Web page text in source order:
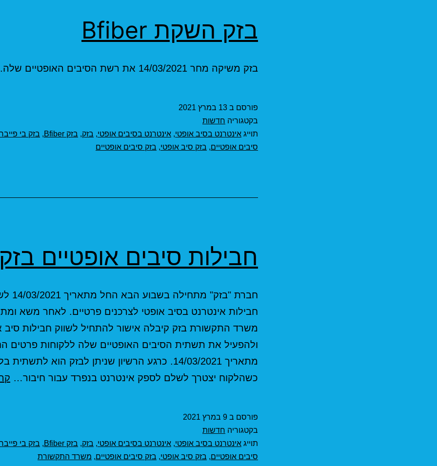
בזק השקת Bfiber
בזק משיקה מחר 14/03/2021 את רשת הסיבים האופטיים שלה.
פורסם ב 13 במרץ 2021
בקטגוריה חדשות
תוייג אינטרנט בסיב אופטי, אינטרנט בסיבים אופטי, בזק, בזק Bfiber , בזק בי פייבר
סיבים אופטיים, בזק סיב אופטי, בזק סיבים אופטיים
חבילות סיבים אופטיים בזק
חברת "בזק"
חבילות אינטרנט בסיב אופטי לצרכנים פרטיים. לאחר משא
משרד התקשורת בזק קיבלה אישור להתחיל לשווק חבילות סיב
ולהפעיל את תשתית הסיבים האופטיים שלה ללקוחות פרטים
מתאריך 14/03/2021. כרגע הרשיון שניתן לבזק הוא לתשתית
כשהלקוח יצטרך לשלם לספק אינטרנט בנפרד עבור חיבור…
פורסם ב 9 במרץ 2021
בקטגוריה חדשות
תוייג אינטרנט בסיב אופטי, אינטרנט בסיבים אופטי, בזק, בזק Bfiber , בזק בי פייבר
סיבים אופטיים, בזק סיב אופטי, בזק סיבים אופטיים, משרד התקשורת